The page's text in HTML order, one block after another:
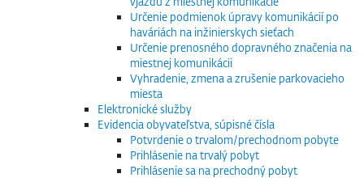
Určenie podmienok úpravy komunikácií po
haváriách na inžinierskych sieťach
Určenie prenosného dopravného značenia na
miestnej komunikácii
Vyhradenie, zmena a zrušenie parkovacieho
miesta
Elektronické služby
Evidencia obyvateľstva, súpisné čísla
Potvrdenie o trvalom/prechodnom pobyte
Prihlásenie na trvalý pobyt
Prihlásenie sa na prechodný pobyt